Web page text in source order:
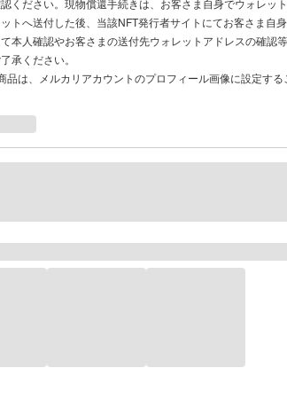
ください。現物償還手続きは、お客さま自身でウォレッ
トへ送付した後、当該NFT発行者サイトにてお客さま自
本人確認やお客さまの送付先ウォレットアドレスの確認
承ください。
品は、メルカリアカウントのプロフィール画像に設定する